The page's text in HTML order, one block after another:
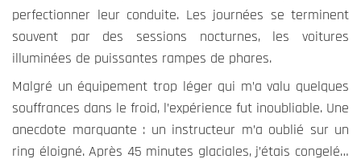
perfectionner leur conduite. Les journées se terminent
souvent par des sessions nocturnes, les voitures
illuminées de puissantes rampes de phares.
Malgré un équipement trop léger qui m’a valu quelques
souffrances dans le froid, l’expérience fut inoubliable. Une
anecdote marquante : un instructeur m’a oublié sur un
ring éloigné. Après 45 minutes glaciales, j’étais congelé…